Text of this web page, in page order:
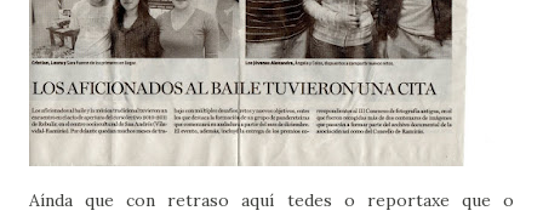
Aínda que con retraso aquí tedes o reportaxe que o